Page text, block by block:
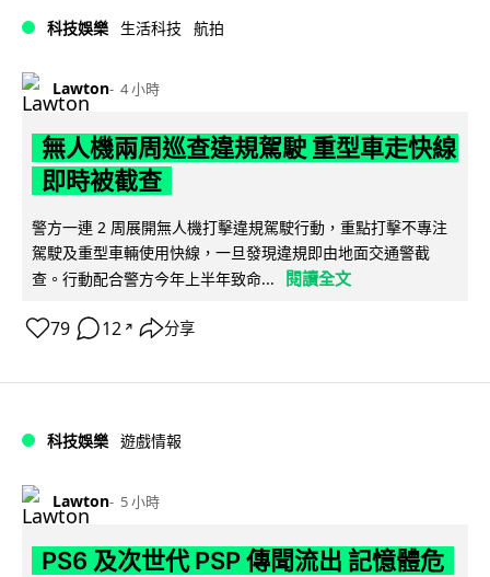
科技娛樂 生活科技 航拍
Lawton 4 小時
無人機兩周巡查違規駕駛 重型車走快線
即時被截查
警方一連 2 周展開無人機打擊違規駕駛行動，重點打擊不專注
駕駛及重型車輛使用快線，一旦發現違規即由地面交通警截
查。行動配合警方今年上半年致命...
閱讀全文
79 12 ↗ 分享
科技娛樂 遊戲情報
Lawton 5 小時
PS6 及次世代 PSP 傳聞流出 記憶體危